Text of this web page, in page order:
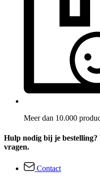
Meer dan 10.000
Hulp nodig bij je
vragen.
Contact